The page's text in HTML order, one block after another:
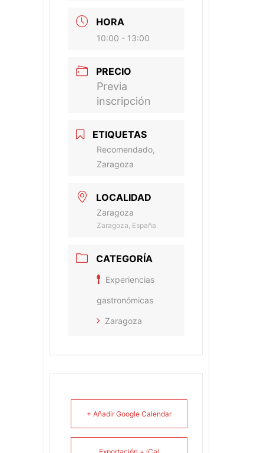
HORA
10:00 - 13:00
PRECIO
Previa
inscripción
ETIQUETAS
Recomendado,
Zaragoza
LOCALIDAD
Zaragoza
Zaragoza, España
CATEGORÍA
Experiencias
gastronómicas
Zaragoza
+ Añadir Google Calendar